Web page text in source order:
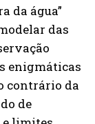
da água”
das
enigmáticas
contrário da
de